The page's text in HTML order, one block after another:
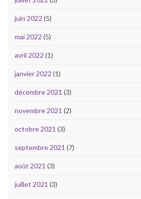
juin 2022 (5)
mai 2022 (5)
avril 2022 (1)
janvier 2022 (1)
décembre 2021 (3)
novembre 2021 (2)
octobre 2021 (3)
septembre 2021 (7)
août 2021 (3)
juillet 2021 (3)